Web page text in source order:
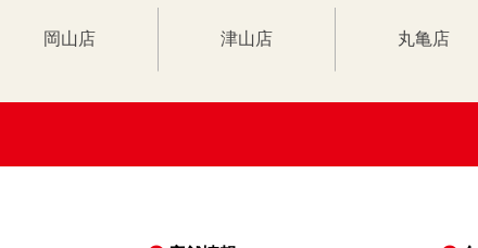
岡山店 津山店 丸亀店